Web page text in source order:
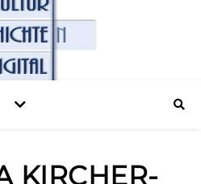
KIRCHER-